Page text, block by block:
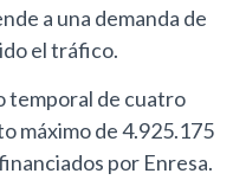
a una demanda de
el tráfico.
temporal de cuatro
máximo de 4.925.175
por Enresa.